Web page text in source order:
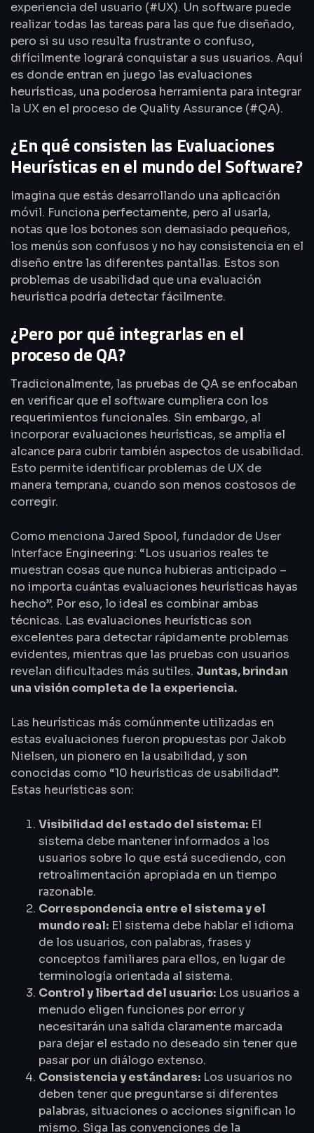
experiencia del usuario (#UX). Un software puede
realizar todas las tareas para las que fue diseñado,
pero si su uso resulta frustrante o confuso,
difícilmente logrará conquistar a sus usuarios. Aquí
es donde entran en juego las evaluaciones
heurísticas, una poderosa herramienta para integrar
la UX en el proceso de Quality Assurance (#QA).
¿En qué consisten las Evaluaciones
Heurísticas en el mundo del Software?
Imagina que estás desarrollando una aplicación
móvil. Funciona perfectamente, pero al usarla,
notas que los botones son demasiado pequeños,
los menús son confusos y no hay consistencia en el
diseño entre las diferentes pantallas. Estos son
problemas de usabilidad que una evaluación
heurística podría detectar fácilmente.
¿Pero por qué integrarlas en el
proceso de QA?
Tradicionalmente, las pruebas de QA se enfocaban
en verificar que el software cumpliera con los
requerimientos funcionales. Sin embargo, al
incorporar evaluaciones heurísticas, se amplía el
alcance para cubrir también aspectos de usabilidad.
Esto permite identificar problemas de UX de
manera temprana, cuando son menos costosos de
corregir.
Como menciona Jared Spool, fundador de User
Interface Engineering: “Los usuarios reales te
muestran cosas que nunca hubieras anticipado –
no importa cuántas evaluaciones heurísticas hayas
hecho”. Por eso, lo ideal es combinar ambas
técnicas. Las evaluaciones heurísticas son
excelentes para detectar rápidamente problemas
evidentes, mientras que las pruebas con usuarios
revelan dificultades más sutiles. Juntas, brindan
una visión completa de la experiencia.
Las heurísticas más comúnmente utilizadas en
estas evaluaciones fueron propuestas por Jakob
Nielsen, un pionero en la usabilidad, y son
conocidas como “10 heurísticas de usabilidad”.
Estas heurísticas son:
Visibilidad del estado del sistema: El
sistema debe mantener informados a los
usuarios sobre lo que está sucediendo, con
retroalimentación apropiada en un tiempo
razonable.
Correspondencia entre el sistema y el
mundo real: El sistema debe hablar el idioma
de los usuarios, con palabras, frases y
conceptos familiares para ellos, en lugar de
terminología orientada al sistema.
Control y libertad del usuario: Los usuarios a
menudo eligen funciones por error y
necesitarán una salida claramente marcada
para dejar el estado no deseado sin tener que
pasar por un diálogo extenso.
Consistencia y estándares: Los usuarios no
deben tener que preguntarse si diferentes
palabras, situaciones o acciones significan lo
mismo. Siga las convenciones de la